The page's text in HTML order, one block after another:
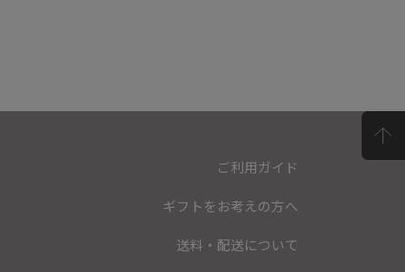
ご利用ガイド
ギフトをお考えの方へ
送料・配送について